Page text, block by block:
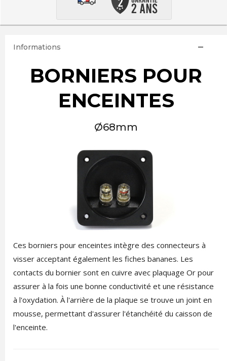
Informations
BORNIERS POUR
ENCEINTES
Ø68mm
Ces borniers pour enceintes intègre des connecteurs à
visser acceptant également les fiches bananes. Les
contacts du bornier sont en cuivre avec plaquage Or pour
assurer à la fois une bonne conductivité et une résistance
à l'oxydation. À l'arrière de la plaque se trouve un joint en
mousse, permettant d'assurer l'étanchéité du caisson de
l'enceinte.